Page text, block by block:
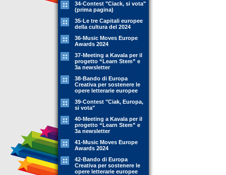
34-Contest "Ciack, si vota"
(prima pagina)
35-Le tre Capitali europee
della cultura del 2024
36-Music Moves Europe
Awards 2024
37-Meeting a Kavala per il
progetto “Learn Stem” e
3a newsletter
38-Bando di Europa
Creativa per sostenere le
opere letterarie europee
39-Contest "Ciak, Europa,
si vota"
40-Meeting a Kavala per il
progetto “Learn Stem” e
3a newsletter
41-Music Moves Europe
Awards 2024
42-Bando di Europa
Creativa per sostenere le
opere letterarie europee